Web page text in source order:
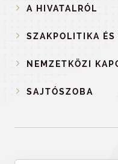
A HIVATALRÓL
SZAKPOLITIKA ÉS
NEMZETKÖZI
SAJTÓSZOBA